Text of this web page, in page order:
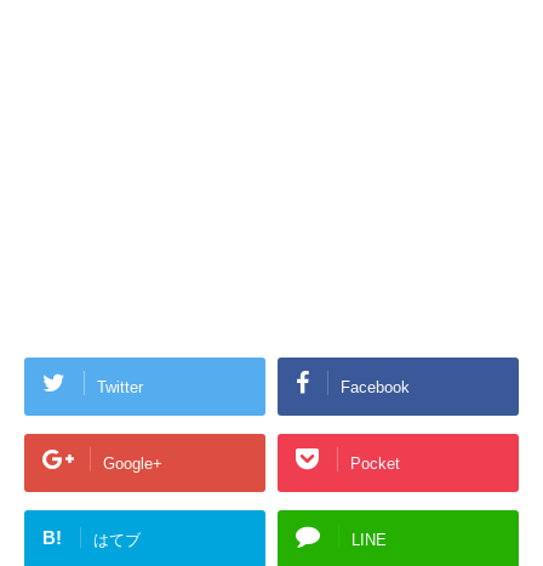
Twitter Facebook
Google+ Pocket
B! はてブ LINE